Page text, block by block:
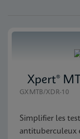
Xpert®
GXMTB/XDR-10
Simplifier les
antituberculeux